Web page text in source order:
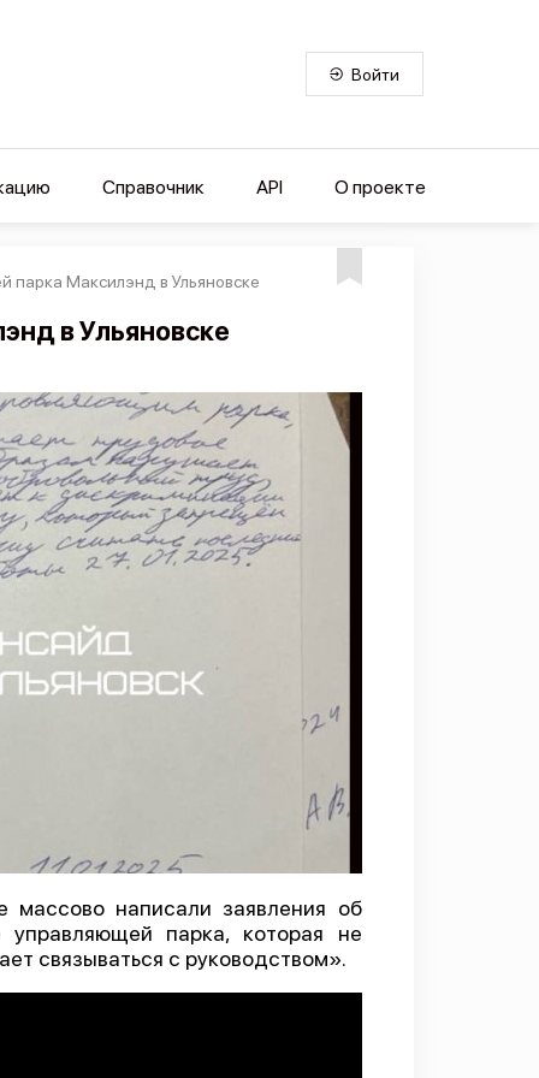
Войти
Справочник API О проекте
парка Максилэнд в Ульяновске
в Ульяновске
массово написали заявления об
управляющей парка, которая не
связываться с руководством».